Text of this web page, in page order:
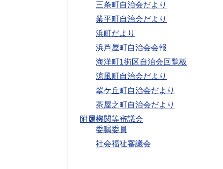
三条町自治会だより
業平町自治会だより
浜町だより
浜芦屋町自治会会報
海洋町1街区自治会回覧板
涼風町自治会だより
翠ケ丘町自治会だより
茶屋之町自治会だより
附属機関等審議会
委嘱委員
社会福祉審議会